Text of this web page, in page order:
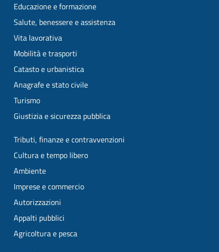
Educazione e formazione
Salute, benessere e assistenza
Vita lavorativa
Mobilità e trasporti
Catasto e urbanistica
Anagrafe e stato civile
Turismo
Giustizia e sicurezza pubblica
Tributi, finanze e contravvenzioni
Cultura e tempo libero
Ambiente
Imprese e commercio
Autorizzazioni
Appalti pubblici
Agricoltura e pesca